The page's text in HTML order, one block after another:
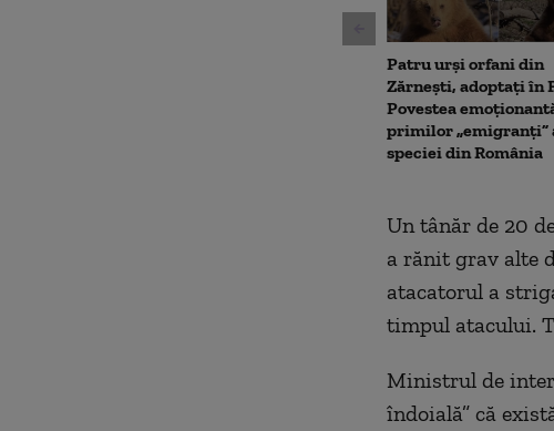
Patru urși orfani din
Zărnești, adoptați în
Povestea
primilor „emigranți”
speciei din România
Un tânăr de 20
a rănit grav alte
atacatorul a
timpul atacului.
Ministrul de
îndoială” că